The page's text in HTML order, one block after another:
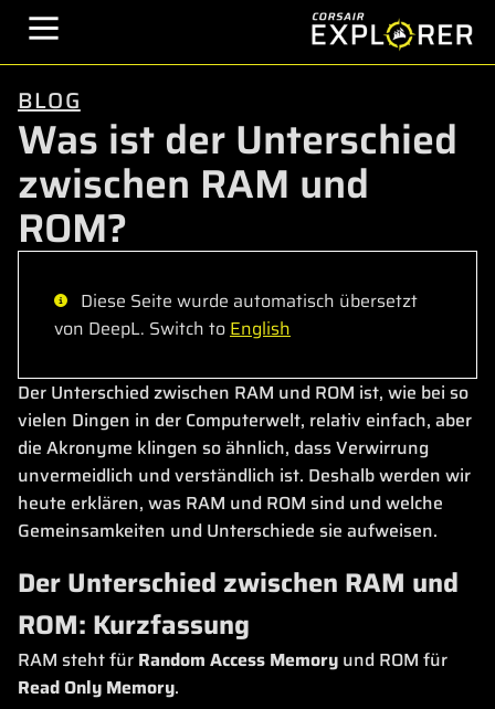
BLOG
Was ist der Unterschied
zwischen RAM und
ROM?
Diese Seite wurde automatisch übersetzt
von DeepL. Switch toEnglish
Der Unterschied zwischen RAM und ROM ist, wie bei so
vielen Dingen in der Computerwelt, relativ einfach, aber
die Akronyme klingen so ähnlich, dass Verwirrung
unvermeidlich und verständlich ist. Deshalb werden wir
heute erklären, was RAM und ROM sind und welche
Gemeinsamkeiten und Unterschiede sie aufweisen.
Der Unterschied zwischen RAM und
ROM: Kurzfassung
RAM steht für Random Access Memory und ROM für
Read Only Memory.